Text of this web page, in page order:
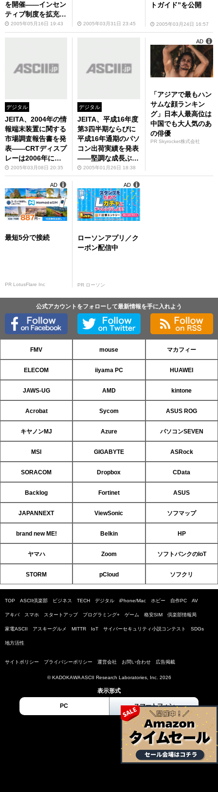
を開催――インセン
ティブ制度を拡充し
個人ユーザーの獲得
を狙う
2005年05月16日 19:43 2005年03月31日 23:45
トガイド”を公開
2005年03月24日 16:57
デジタル
JEITA、2004年の情
報端末装置に関する
市場調査報告書を発
表――CRTディスプ
レーは2006年に日
本市場でほぼ消滅へ
2005年03月08日 20:35
デジタル
JEITA、平成16年度
第3四半期ならびに
平成16年通期のパソ
コン出荷実績を発表
――堅調な成長ぶり
に「回復の兆し」と
片山氏
2005年01月26日 18:38
「アジアで最もハン
サムな顔ランキン
グ」日本人最高位は
中国でも大人気のあ
の俳優
PR Skyrocket株式会社
AD
最短5分で接続
PR LotusFlare Inc
AD
ローソンアプリ／ク
ーポン配信中
PR ローソン
AD
公式アカウントをフォローして最新情報を手に入れよう
FMV mouse マカフィー
ELECOM iiyama PC HUAWEI
JAWS-UG AMD kintone
Acrobat Sycom ASUS ROG
キヤノンMJ Azure パソコンSEVEN
MSI GIGABYTE ASRock
SORACOM Dropbox CData
Backlog Fortinet ASUS
JAPANNEXT ViewSonic ソフマップ
brand new ME! Belkin HP
ヤマハ Zoom ソフトバンクのIoT
STORM pCloud ソフクリ
TOP ASCII倶楽部 ビジネス TECH デジタル iPhone/Mac ホビー 自作PC AV
アキバ スマホ スタートアップ プログラミング+ ゲーム 格安SIM 倶楽部情報局
家電ASCII アスキーグルメ MITTR IoT サイバーセキュリティ小説コンテスト SDGs
地方活性
サイトポリシー プライバシーポリシー 運営会社 お問い合わせ 広告掲載
© KADOKAWA ASCII Research Laboratories, Inc. 2026
表示形式
PC スマートフォン